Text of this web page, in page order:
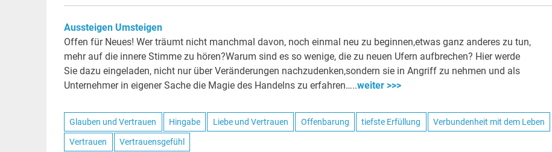
Aussteigen Umsteigen
Offen für Neues! Wer träumt nicht manchmal davon, noch einmal neu zu beginnen,etwas ganz anderes zu tun,
mehr auf die innere Stimme zu hören?Warum sind es so wenige, die zu neuen Ufern aufbrechen? Hier werde
Sie dazu eingeladen, nicht nur über Veränderungen nachzudenken,sondern sie in Angriff zu nehmen und als
Unternehmer in eigener Sache die Magie des Handelns zu erfahren…..weiter >>>
Glauben und Vertrauen Hingabe Liebe und Vertrauen Offenbarung tiefste Erfüllung Verbundenheit mit dem Leben
Vertrauen Vertrauensgefühl